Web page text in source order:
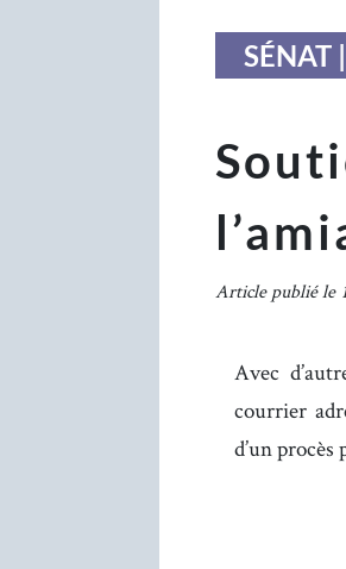
SÉNAT
Article publié le
Avec
courrier
d’un procès